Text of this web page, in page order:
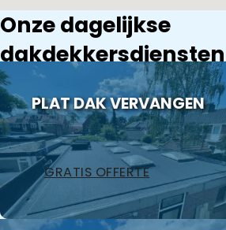
Onze dagelijkse
dakdekkersdiensten
PLAT DAK VERVANGEN
GRATIS OFFERTE